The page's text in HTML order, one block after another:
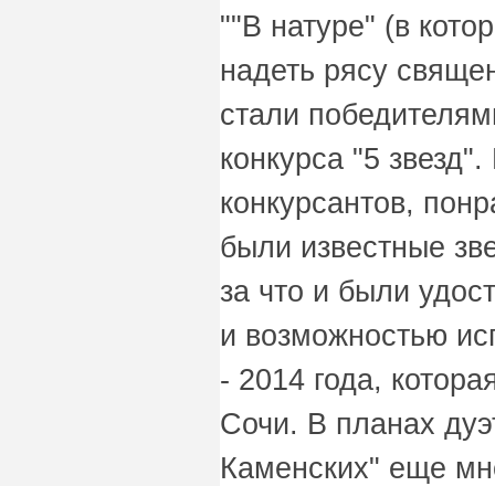
""В натуре" (в
надеть рясу
стали
конкурса "5
конкурсантов,
были известные
за что и были
и возможностью
- 2014 года,
Сочи. В планах
Каменских" еще